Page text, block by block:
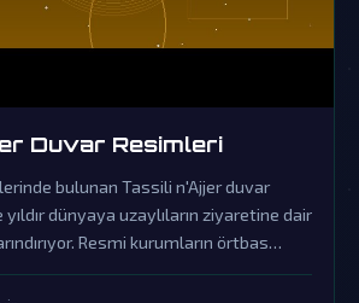
Duvar Resimleri
bulunan Tassili n'Ajjer duvar
dünyaya uzaylıların ziyaretine dair
Resmi kurumların örtbas
kalan bu muazzam gizem, insanlık